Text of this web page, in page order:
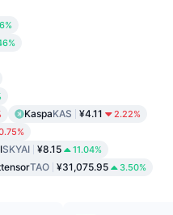
KaspaKAS ¥4.11 2.22%
SKYAI ¥8.15 11.04%
TAO ¥31,075.95 3.50%